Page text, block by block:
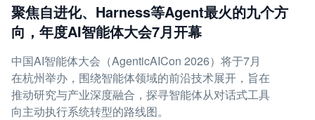
聚焦自进化、Harness等Agent最火的九个方
向，年度AI智能体大会7月开幕
中国AI智能体大会（AgenticAICon 2026）将于7月
在杭州举办，围绕智能体领域的前沿技术展开，旨在
推动研究与产业深度融合，探寻智能体从对话式工具
向主动执行系统转型的路线图。